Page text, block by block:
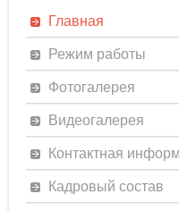
Главная
Режим работы
Фотогалерея
Видеогалерея
Контактная
Кадровый состав